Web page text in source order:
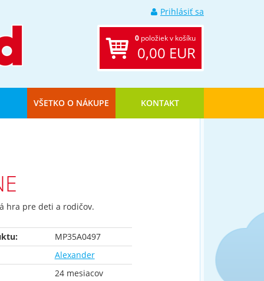
Prihlásiť sa
0 položiek v košíku
0,00 EUR
VŠETKO O NÁKUPE KONTAKT
hra pre deti a rodičov.
MP35A0497
Alexander
24 mesiacov